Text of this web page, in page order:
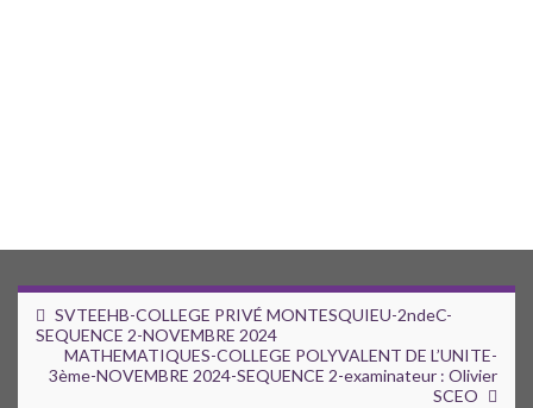
SVTEEHB-COLLEGE PRIVÉ MONTESQUIEU-2ndeC-
SEQUENCE 2-NOVEMBRE 2024
MATHEMATIQUES-COLLEGE POLYVALENT DE L’UNITE-
3ème-NOVEMBRE 2024-SEQUENCE 2-examinateur : Olivier
SCEO